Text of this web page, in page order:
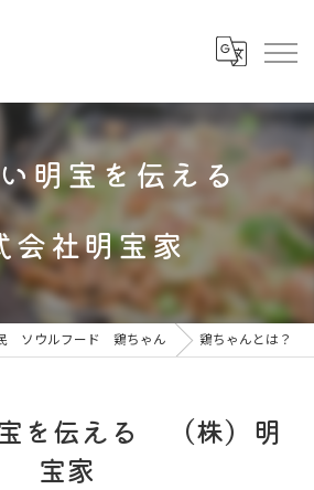
明宝を伝える
会社明宝家
ソウルフード 鶏ちゃん 鶏ちゃんとは？
を伝える （株）明
宝家